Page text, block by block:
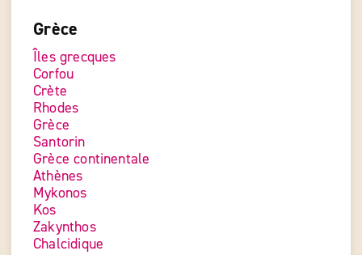
Grèce
Îles grecques
Corfou
Crète
Rhodes
Grèce
Santorin
Grèce continentale
Athènes
Mykonos
Kos
Zakynthos
Chalcidique